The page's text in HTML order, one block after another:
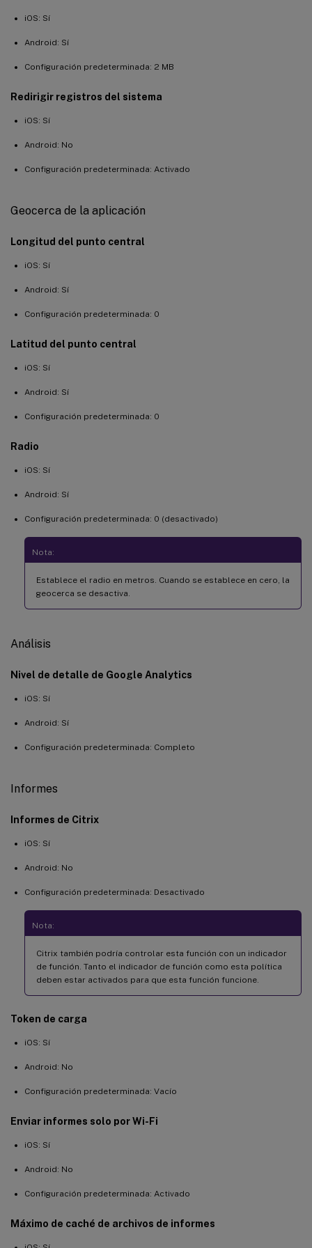
iOS: Sí
Android: Sí
Configuración predeterminada: 2 MB
Redirigir registros del sistema
iOS: Sí
Android: No
Configuración predeterminada: Activado
Geocerca de la aplicación
Longitud del punto central
iOS: Sí
Android: Sí
Configuración predeterminada: 0
Latitud del punto central
iOS: Sí
Android: Sí
Configuración predeterminada: 0
Radio
iOS: Sí
Android: Sí
Configuración predeterminada: 0 (desactivado)
Nota:
Establece el radio en metros. Cuando se establece en cero, la
geocerca se desactiva.
Análisis
Nivel de detalle de Google Analytics
iOS: Sí
Android: Sí
Configuración predeterminada: Completo
Informes
Informes de Citrix
iOS: Sí
Android: No
Configuración predeterminada: Desactivado
Nota:
Citrix también podría controlar esta función con un indicador
de función. Tanto el indicador de función como esta política
deben estar activados para que esta función funcione.
Token de carga
iOS: Sí
Android: No
Configuración predeterminada: Vacío
Enviar informes solo por Wi-Fi
iOS: Sí
Android: No
Configuración predeterminada: Activado
Máximo de caché de archivos de informes